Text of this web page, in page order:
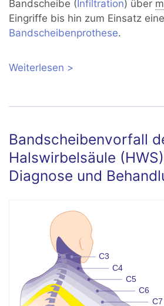
Bandscheibe ( Infiltration) über
Eingriffe bis hin zum Einsatz
Bandscheibenprothese.
Weiterlesen über
Bandscheibenvorfall
Halswirbelsäule
Diagnose und